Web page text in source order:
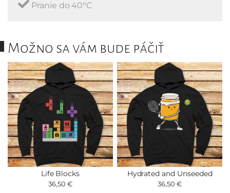
Pranie do 40°C
Možno sa vám bude páčiť
Life Blocks
36,50 €
Hydrated and Unseeded
36,50 €